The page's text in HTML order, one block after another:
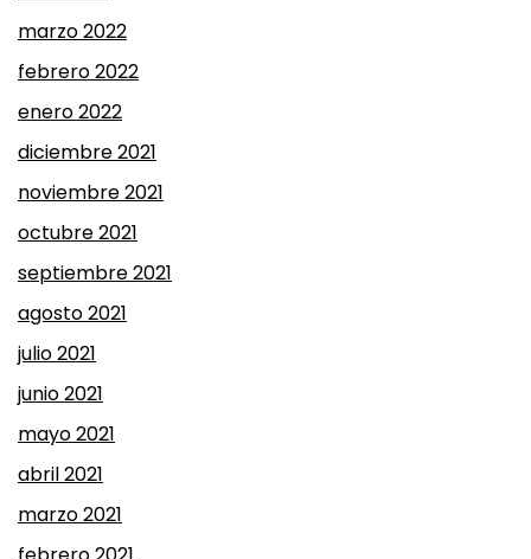
marzo 2022
febrero 2022
enero 2022
diciembre 2021
noviembre 2021
octubre 2021
septiembre 2021
agosto 2021
julio 2021
junio 2021
mayo 2021
abril 2021
marzo 2021